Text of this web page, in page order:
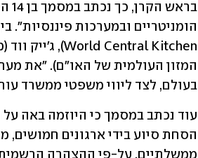
בעולם, לצד ליווי משפטי ממשרד